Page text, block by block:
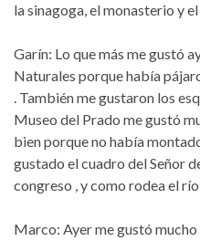
la sinagoga, el monasterio y
Garín: Lo que más me gustó
Naturales porque había
. También me gustaron los
Museo del Prado me gustó
bien porque no había
gustado el cuadro del Señor
congreso , y como rodea el
Marco: Ayer me gustó mucho